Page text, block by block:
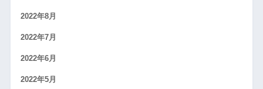
2022年8月
2022年7月
2022年6月
2022年5月